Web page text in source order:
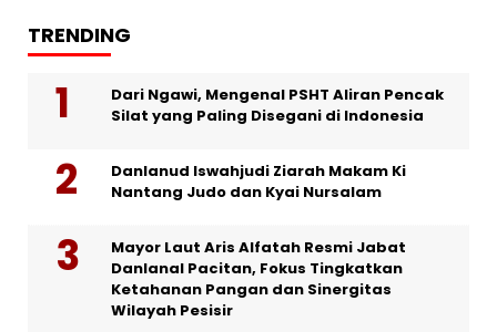
TRENDING
Dari Ngawi, Mengenal PSHT Aliran Pencak
Silat yang Paling Disegani di Indonesia
Danlanud Iswahjudi Ziarah Makam Ki
Nantang Judo dan Kyai Nursalam
Mayor Laut Aris Alfatah Resmi Jabat
Danlanal Pacitan, Fokus Tingkatkan
Ketahanan Pangan dan Sinergitas
Wilayah Pesisir